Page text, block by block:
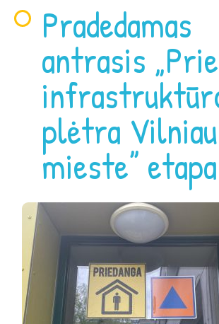
Pradedamas
antrasis
plėtra
mieste”